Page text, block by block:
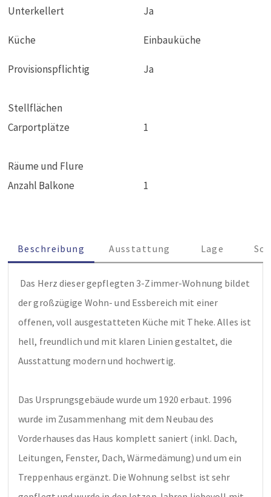
Unterkellert Ja
Küche Einbauküche
Provisionspflichtig Ja
Stellflächen
Carportplätze
1
Räume und Flure
Anzahl Balkone
1
Beschreibung Ausstattung Lage
der großzügige Wohn- und Essbereich mit einer
offenen, voll ausgestatteten Küche mit Theke. Alles ist
hell, freundlich und mit klaren Linien gestaltet, die
Ausstattung modern und hochwertig.
Das Ursprungsgebäude wurde um 1920 erbaut. 1996
wurde im Zusammenhang mit dem Neubau des
Vorderhauses das Haus komplett saniert (inkl. Dach,
Leitungen, Fenster, Dach, Wärmedämung) und um ein
Treppenhaus ergänzt. Die Wohnung selbst ist sehr